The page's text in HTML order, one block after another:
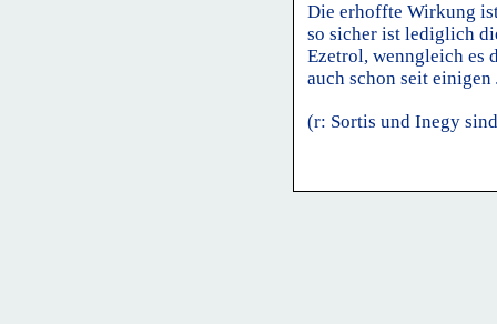
Die erhoffte Wirkung
so sicher ist lediglich
Ezetrol, wenngleich es
auch schon seit
(r: Sortis und Inegy